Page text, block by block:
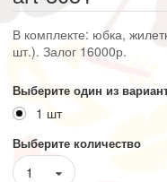
В комплекте: юбка,
шт.). Залог 16000р.
Выберите один из
1 шт
Выберите количество
1